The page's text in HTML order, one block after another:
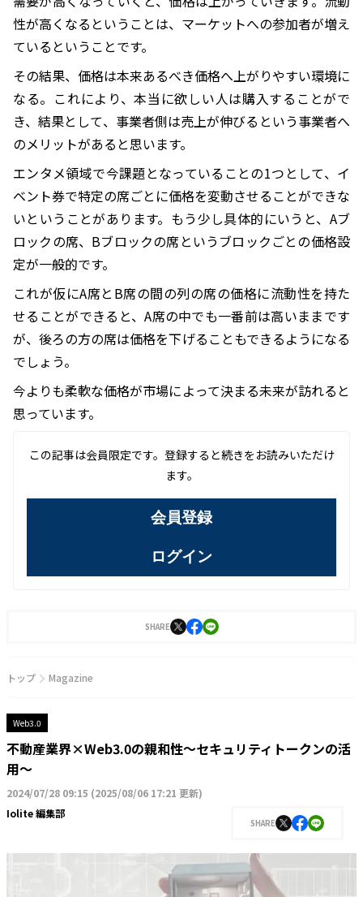
性が高くなるということは、マーケットへの参加者が増え
ているということです。
その結果、価格は本来あるべき価格へ上がりやすい環境に
なる。これにより、本当に欲しい人は購入することがで
き、結果として、事業者側は売上が伸びるという事業者へ
のメリットがあると思います。
エンタメ領域で今課題となっていることの1つとして、イ
ベント券で特定の席ごとに価格を変動させることができな
いということがあります。もう少し具体的にいうと、Aブ
ロックの席、Bブロックの席というブロックごとの価格設
定が一般的です。
これが仮にA席とB席の間の列の席の価格に流動性を持た
せることができると、A席の中でも一番前は高いままです
が、後ろの方の席は価格を下げることもできるようになる
でしょう。
今よりも柔軟な価格が市場によって決まる未来が訪れると
思っています。
この記事は会員限定です。登録すると続きをお読みいただけ
ます。
会員登録
ログイン
SHARE
トップ Magazine
Web3.0
不動産業界×Web3.0の親和性〜セキュリティトークンの活
用〜
2024/07/28 09:15 (2025/08/06 17:21 更新)
Iolite 編集部
SHARE